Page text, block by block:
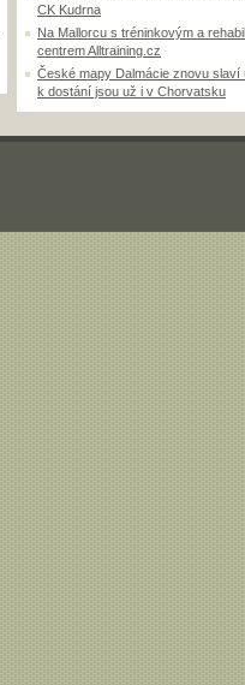
CK Kudrna
Na Mallorcu s tréninkovým a
centrem Alltraining.cz
České mapy Dalmácie znovu slaví
k dostání jsou už i v Chorvatsku